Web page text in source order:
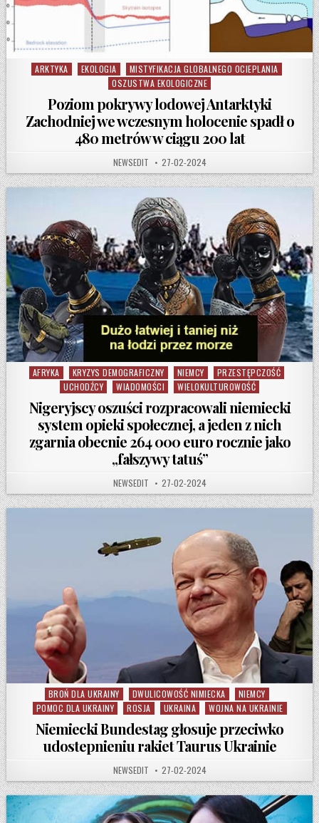
Posted in
ARKTYKA EKOLOGIA
MISTYFIKACJA GLOBALNEGO OCIEPLANIA
OSZUSTWA EKOLOGICZNE
Poziom pokrywy lodowej Antarktyki
Zachodniej we wczesnym holocenie spadł o
480 metrów w ciągu 200 lat
AUTHOR:
NEWSEDIT PUBLISHED DATE:
27-02-2024
Posted in
AFRYKA KRYZYS DEMOGRAFICZNY NIEMCY
PRZESTĘPCZOŚĆ
UCHODŹCY
WIADOMOŚCI WIELOKULTUROWOŚĆ
Nigeryjscy oszuści rozpracowali niemiecki
system opieki społecznej, a jeden z nich
zgarnia obecnie 264 000 euro rocznie jako
„fałszywy tatuś”
AUTHOR:
NEWSEDIT PUBLISHED DATE:
27-02-2024
Posted in
BROŃ DLA UKRAINY DWULICOWOŚĆ NIMIECKA
NIEMCY
POMOC DLA UKRAINY
ROSJA UKRAINA WOJNA NA UKRAINIE
Niemiecki Bundestag głosuje przeciwko
udostepnieniu rakiet Taurus Ukrainie
AUTHOR:
NEWSEDIT PUBLISHED DATE:
27-02-2024